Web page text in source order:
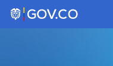
Saltar